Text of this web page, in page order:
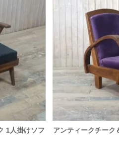
1人掛けソフ
アンティークチーク